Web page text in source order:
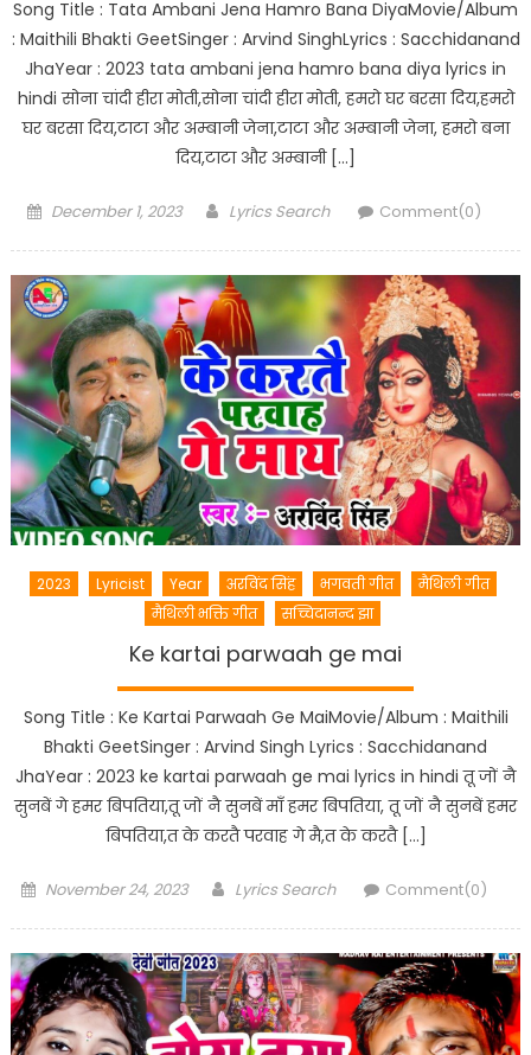
Song Title : Tata Ambani Jena Hamro Bana DiyaMovie/Album
: Maithili Bhakti GeetSinger : Arvind SinghLyrics : Sacchidanand
JhaYear : 2023 tata ambani jena hamro bana diya lyrics in
hindi सोना चांदी हीरा मोती,सोना चांदी हीरा मोती, हमरो घर बरसा दिय,हमरो
घर बरसा दिय,टाटा और अम्बानी जेना,टाटा और अम्बानी जेना, हमरो बना
दिय,टाटा और अम्बानी […]
Posted
December 1, 2023 Author
Lyrics Search Comment(0)
2023 Lyricist Year अरविंद सिंह भगवती गीत
मैथिली गीत
मैथिली भक्ति गीत
सच्चिदानन्द झा
Ke kartai parwaah ge mai
Song Title : Ke Kartai Parwaah Ge MaiMovie/Album : Maithili
Bhakti GeetSinger : Arvind Singh Lyrics : Sacchidanand
JhaYear : 2023 ke kartai parwaah ge mai lyrics in hindi तू जों नै
सुनबें गे हमर बिपतिया,तू जों नै सुनबें माँ हमर बिपतिया, तू जों नै सुनबें हमर
बिपतिया,त के करतै परवाह गे मै,त के करतै […]
Posted
November 24, 2023 Author
Lyrics Search Comment(0)